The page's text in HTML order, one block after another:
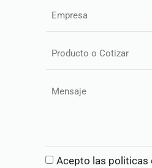
Acepto las politicas